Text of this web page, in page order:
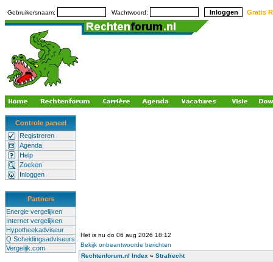
Gebruikersnaam: Wachtwoord: Gratis
Controle paneel
Registreren
Agenda
Help
Zoeken
Inloggen
Partners
Energie vergelijken
Internet vergelijken
Hypotheekadviseur
Q Scheidingsadviseurs
Vergelijk.com
Het is nu do 06 aug 2026 18:12
Bekijk onbeantwoorde berichten
Rechtenforum.nl Index » Strafrecht